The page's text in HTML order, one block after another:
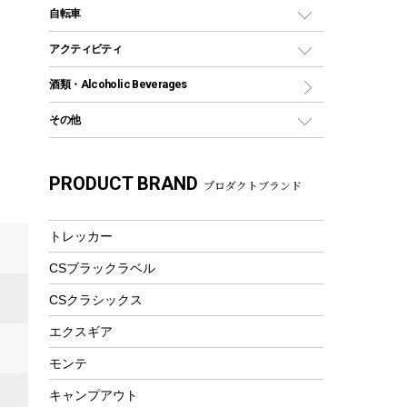
グランドシート
ガイドロープ
ツール
焚き火台&ストーブ
火起こし
バーベキューツール
燃料・着火剤・炭
クッキングツール
ナイフ
カトラリー
マグカップ、カップ
フードボトル
コーヒー&ミル
トレー
ランチョンマット
ランチボックス
ピクニックセット
ディズニーボトル
保冷剤
リュック、バックパック
トートバッグ、サコッシュ
ショッピングキャリー
その他アウトドア雑貨
レイン
ツール、他
インフレータブル
カヤック
パドル
ヘルメット
アクセサリー
自転車
折りたたみ自転車
スポーツサイクル
シティサイクル
自転車用アクセサリー
自転車ウェア
アクティビティ
マリン
ラッシュガード
テント
フローティングベスト
ヘルメット
エアーポンプ
ウィンター
防寒ウェア
酒類・Alcoholic Beverages
その他
湯たんぽ
PRODUCT BRAND プロダクトブランド
トレッカー
CSブラックラベル
CSクラシックス
エクスギア
モンテ
キャンプアウト